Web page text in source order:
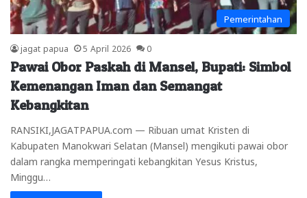
Pemerintahan
jagat papua 5 April 2026 0
Pawai Obor Paskah di Mansel, Bupati: Simbol
Kemenangan Iman dan Semangat
Kebangkitan
RANSIKI,JAGATPAPUA.com — Ribuan umat Kristen di
Kabupaten Manokwari Selatan (Mansel) mengikuti pawai obor
dalam rangka memperingati kebangkitan Yesus Kristus,
Minggu…